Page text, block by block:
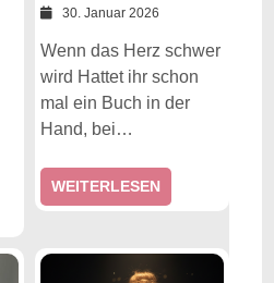
30. Januar 2026
Wenn das Herz schwer
wird Hattet ihr schon
mal ein Buch in der
Hand, bei…
WEITERLESEN